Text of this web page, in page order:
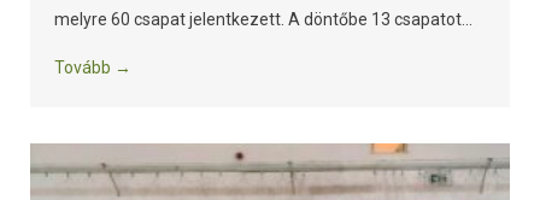
melyre 60 csapat jelentkezett. A döntőbe 13 csapatot...
Tovább →